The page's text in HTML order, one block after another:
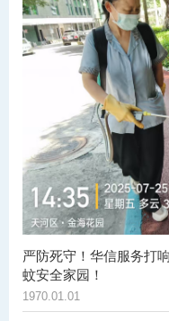
严防死守！华信服务打
蚊安全家园！
1970.01.01